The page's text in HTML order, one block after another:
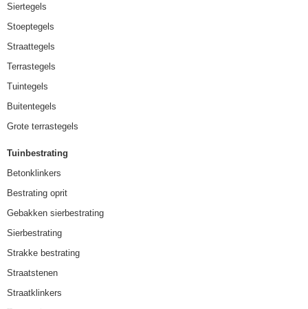
Siertegels
Stoeptegels
Straattegels
Terrastegels
Tuintegels
Buitentegels
Grote terrastegels
Tuinbestrating
Betonklinkers
Bestrating oprit
Gebakken sierbestrating
Sierbestrating
Strakke bestrating
Straatstenen
Straatklinkers